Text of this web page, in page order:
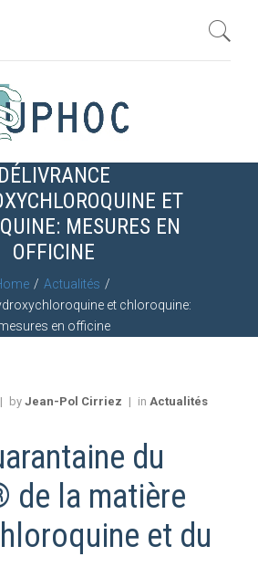
DÉLIVRANCE
ET
MESURES EN
OFFICINE
Actualités
et chloroquine:
en officine
by Jean-Pol Cirriez in Actualités
du
de la matière
et du